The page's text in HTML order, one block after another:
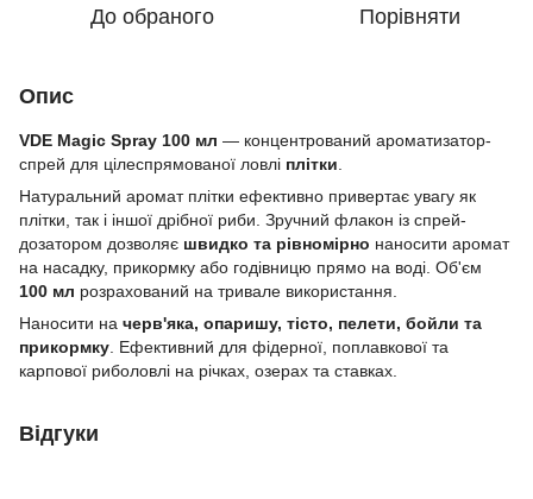
До обраного Порівняти
Опис
VDE Magic Spray 100 мл — концентрований ароматизатор-
спрей для цілеспрямованої ловлі плітки
Натуральний аромат плітки ефективно привертає увагу як
плітки, так і іншої дрібної риби. Зручний флакон із спрей-
дозатором дозволяє швидко та рівномірно наносити аромат
на насадку, прикормку або годівницю прямо на воді. Об'єм
100 мл розрахований на тривале використання.
Наносити на черв'яка, опаришу, тісто, пелети, бойли та
прикормку . Ефективний для фідерної, поплавкової та
карпової риболовлі на річках, озерах та ставках.
Відгуки